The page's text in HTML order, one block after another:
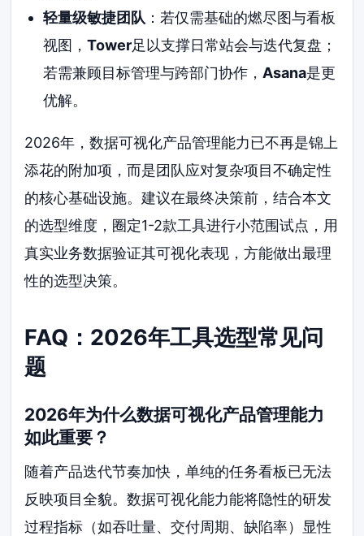
轻量级敏捷团队 ：若仅需基础的燃尽图与看板
视图， Tower足以支撑日常站会与迭代复盘；
若需兼顾目标管理与跨部门协作， Asana是更
优解。
2026年，数据可视化产品管理能力已不再是锦上
添花的附加项，而是团队应对复杂项目不确定性
的核心基础设施。建议在最终决策前，结合本文
的选型维度，圈定1-2款工具进行小范围试点，用
真实业务数据验证其可视化表现，方能做出最理
性的选型决策。
FAQ：2026年工具选型常见问
题
2026年为什么数据可视化产品管理能力
如此重要？
随着产品迭代节奏加快，单纯的任务看板已无法
反映项目全貌。数据可视化能力能将隐性的研发
过程指标（如吞吐量、交付周期、缺陷率）显性